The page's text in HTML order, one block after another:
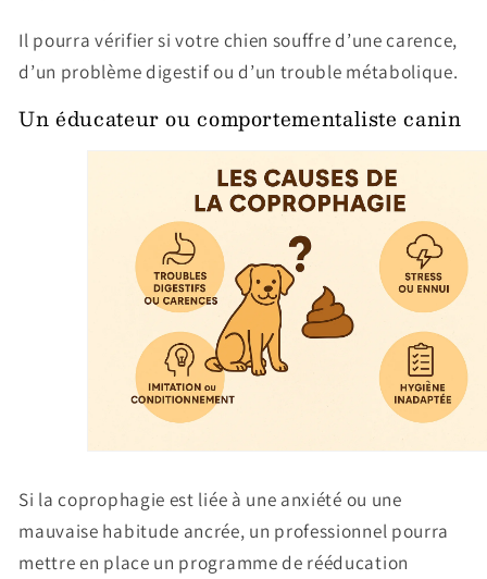
Il pourra vérifier si votre chien souffre d’une carence,
d’un problème digestif ou d’un trouble métabolique.
Un éducateur ou comportementaliste canin
Si la coprophagie est liée à une anxiété ou une
mauvaise habitude ancrée, un professionnel pourra
mettre en place un programme de rééducation